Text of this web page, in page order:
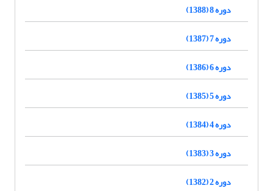
دوره 8 (1388)
دوره 7 (1387)
دوره 6 (1386)
دوره 5 (1385)
دوره 4 (1384)
دوره 3 (1383)
دوره 2 (1382)